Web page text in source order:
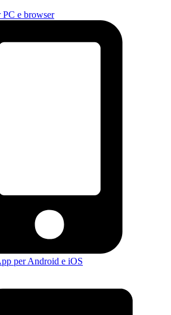
e browser
per Android e iOS